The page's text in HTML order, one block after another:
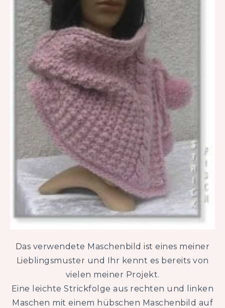
Das verwendete Maschenbild ist eines meiner
Lieblingsmuster und Ihr kennt es bereits von
vielen meiner Projekt.
Eine leichte Strickfolge aus rechten und linken
Maschen mit einem hübschen Maschenbild auf